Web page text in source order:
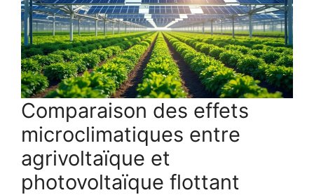
Comparaison des effets
microclimatiques entre
agrivoltaïque et
photovoltaïque flottant